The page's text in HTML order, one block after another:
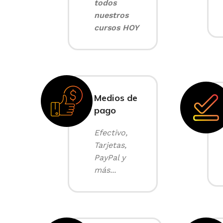
todos
nuestros
cursos HOY
Medios de
pago
Efectivo,
Tarjetas,
PayPal y
más...